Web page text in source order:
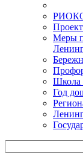
Меры
Школа
Год